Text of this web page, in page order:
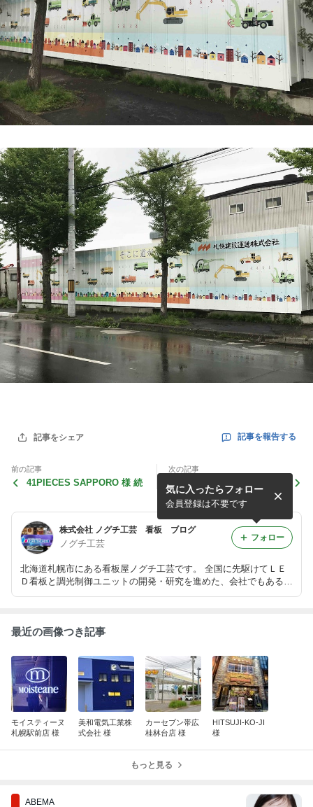
記事をシェア 記事を報告する
前の記事
41PIECES SAPPORO 様 続
次の記事
炭火焼肉 くろひめ 様
株式会社 ノグチ工芸 看板 ブログ
ノグチ工芸
北海道札幌市にある看板屋ノグチ工芸です。 全国に先駆けてＬＥ
Ｄ看板と調光制御ユニットの開発・研究を進めた、会社でもあるん
気に入ったらフォロー
会員登録は不要です
フォロー
最近の画像つき記事
モイスティーヌ
札幌駅前店 様
美和電気工業株
式会社 様
カーセブン帯広
桂林台店 様
HITSUJI-KO-JI
様
もっと見る
ABEMA